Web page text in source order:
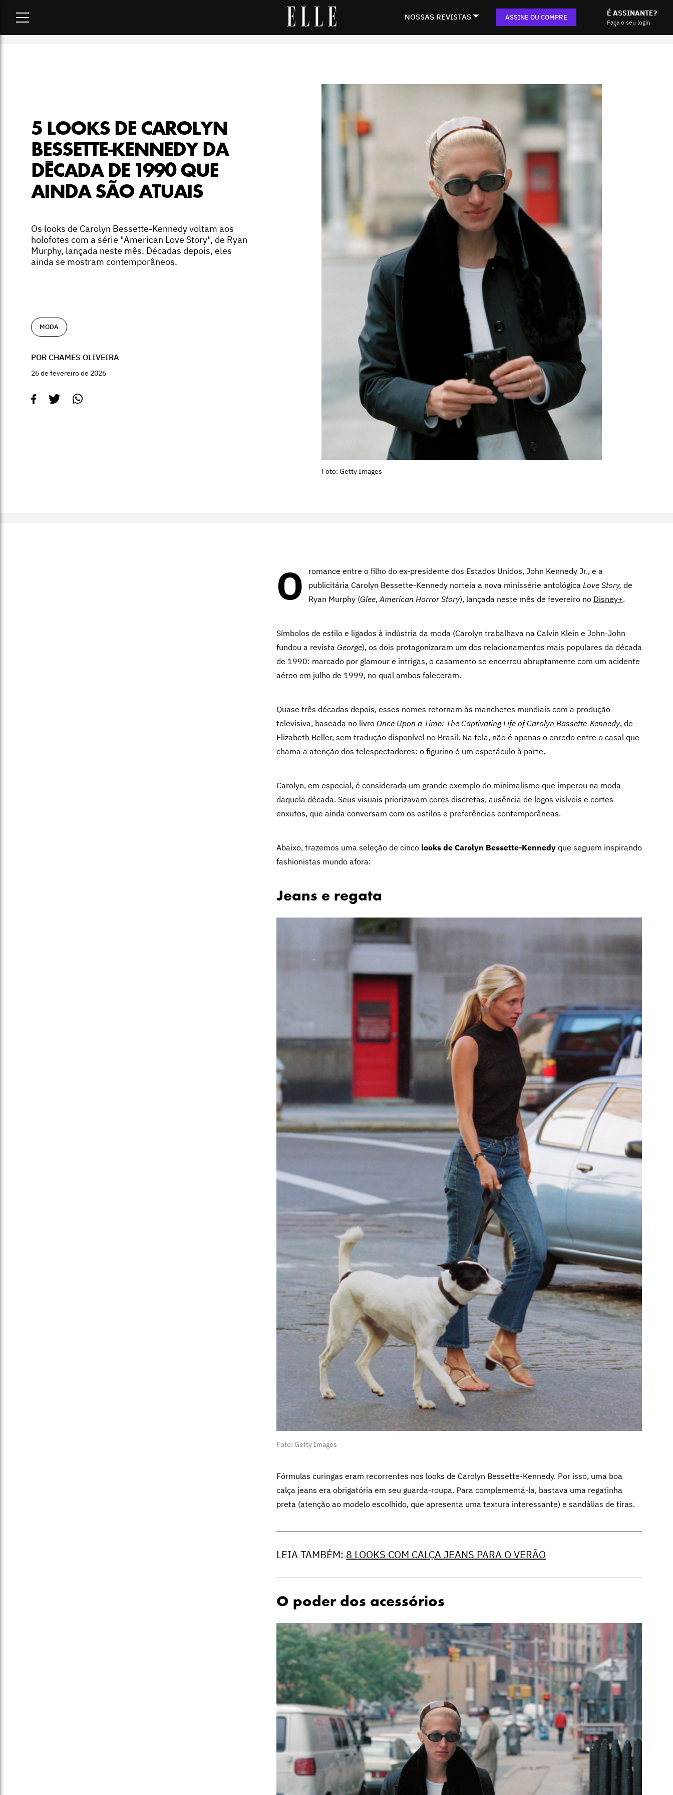
NOSSAS REVISTAS ASSINE OU COMPRE É ASSINANTE?
Faça o seu login
5 looks de Carolyn Bessette-Kennedy da década de 1990 que ainda são atuais
5 LOOKS DE CAROLYN
BESSETTE-KENNEDY DA
DÉCADA DE 1990 QUE
AINDA SÃO ATUAIS
Os looks de Carolyn Bessette-Kennedy voltam aos
holofotes com a série "American Love Story", de Ryan
Murphy, lançada neste mês. Décadas depois, eles
ainda se mostram contemporâneos.
MODA
POR CHAMES OLIVEIRA
26 de fevereiro de 2026
Foto: Getty Images
O
romance entre o filho do ex-presidente dos Estados Unidos, John Kennedy Jr., e a
publicitária Carolyn Bessette-Kennedy norteia a nova minissérie antológica Love Story, de
Ryan Murphy (Glee,American Horror Story), lançada neste mês de fevereiro no Disney+.
Símbolos de estilo e ligados à indústria da moda (Carolyn trabalhava na Calvin Klein e John-John
fundou a revista George), os dois protagonizaram um dos relacionamentos mais populares da década
de 1990: marcado por glamour e intrigas, o casamento se encerrou abruptamente com um acidente
aéreo em julho de 1999, no qual ambos faleceram.
Quase três décadas depois, esses nomes retornam às manchetes mundiais com a produção
televisiva, baseada no livro Once Upon a Time: The Captivating Life of Carolyn Bassette-Kennedy, de
Elizabeth Beller, sem tradução disponível no Brasil. Na tela, não é apenas o enredo entre o casal que
chama a atenção dos telespectadores: o figurino é um espetáculo à parte.
Carolyn, em especial, é considerada um grande exemplo do minimalismo que imperou na moda
daquela década. Seus visuais priorizavam cores discretas, ausência de logos visíveis e cortes
enxutos, que ainda conversam com os estilos e preferências contemporâneas.
Abaixo, trazemos uma seleção de cinco looks de Carolyn Bessette-Kennedy que seguem inspirando
fashionistas mundo afora:
Jeans e regata
Foto: Getty Images
Fórmulas curingas eram recorrentes nos looks de Carolyn Bessette-Kennedy. Por isso, uma boa
calça jeans era obrigatória em seu guarda-roupa. Para complementá-la, bastava uma regatinha
preta (atenção ao modelo escolhido, que apresenta uma textura interessante) e sandálias de tiras.
LEIA TAMBÉM: 8 LOOKS COM CALÇA JEANS PARA O VERÃO
O poder dos acessórios